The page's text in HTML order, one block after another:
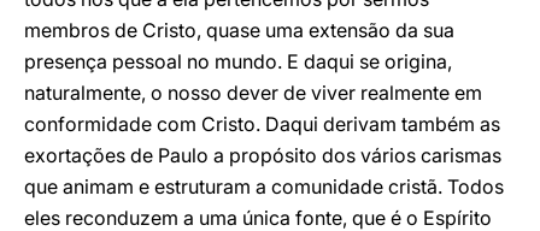
membros de Cristo, quase uma extensão da sua
presença pessoal no mundo. E daqui se origina,
naturalmente, o nosso dever de viver realmente em
conformidade com Cristo. Daqui derivam também as
exortações de Paulo a propósito dos vários carismas
que animam e estruturam a comunidade cristã. Todos
eles reconduzem a uma única fonte, que é o Espírito